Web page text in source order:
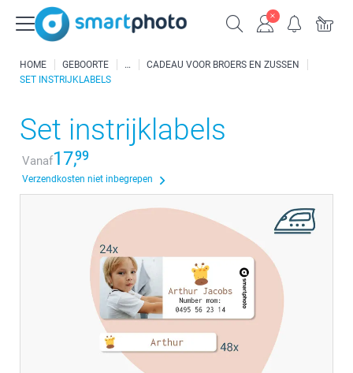
HOME GEBOORTE
CADEAU VOOR BROERS EN ZUSSEN
SET INSTRIJKLABELS
Set instrijklabels
Vanaf17,99
Verzendkosten niet inbegrepen